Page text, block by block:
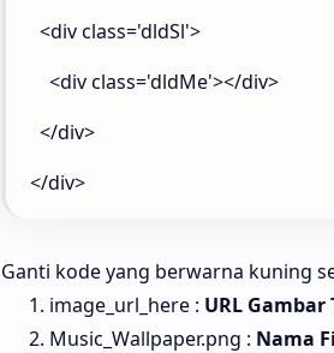
<div class='dldSl'>
<div class='dldMe'></div>
</div>
</div>
Ganti kode yang berwarna kuning
image_url_here : URL
Music_Wallpaper.png : Nama